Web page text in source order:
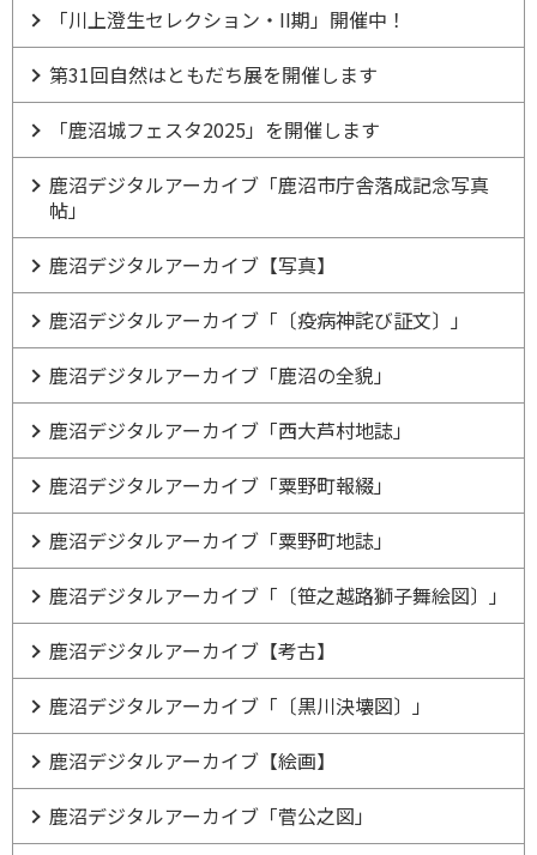
「川上澄生セレクション・II期」開催中！
第31回自然はともだち展を開催します
「鹿沼城フェスタ2025」を開催します
鹿沼デジタルアーカイブ「鹿沼市庁舎落成記念写真
帖」
鹿沼デジタルアーカイブ【写真】
鹿沼デジタルアーカイブ「〔疫病神詫び証文〕」
鹿沼デジタルアーカイブ「鹿沼の全貌」
鹿沼デジタルアーカイブ「西大芦村地誌」
鹿沼デジタルアーカイブ「粟野町報綴」
鹿沼デジタルアーカイブ「粟野町地誌」
鹿沼デジタルアーカイブ「〔笹之越路獅子舞絵図〕」
鹿沼デジタルアーカイブ【考古】
鹿沼デジタルアーカイブ「〔黒川決壊図〕」
鹿沼デジタルアーカイブ【絵画】
鹿沼デジタルアーカイブ「菅公之図」